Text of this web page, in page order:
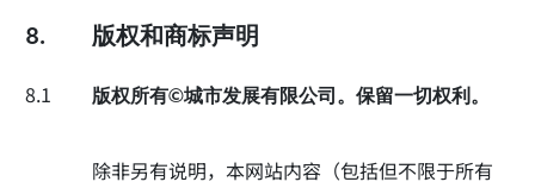
8. 版权和商标声明
8.1 版权所有©城市发展有限公司。保留一切权利。
除非另有说明，本网站内容（包括但不限于所有